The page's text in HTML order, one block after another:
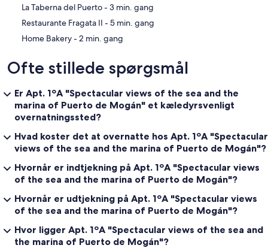
‪La Taberna del Puerto - ‬3 min. gang
‪Restaurante Fragata II - ‬5 min. gang
‪Home Bakery - ‬2 min. gang
Ofte stillede spørgsmål
Er Apt. 1ºA "Spectacular views of the sea and the
marina of Puerto de Mogán" et kæledyrsvenligt
overnatningssted?
Hvad koster det at overnatte hos Apt. 1ºA "Spectacular
views of the sea and the marina of Puerto de Mogán"?
Hvornår er indtjekning på Apt. 1ºA "Spectacular views
of the sea and the marina of Puerto de Mogán"?
Hvornår er udtjekning på Apt. 1ºA "Spectacular views
of the sea and the marina of Puerto de Mogán"?
Hvor ligger Apt. 1ºA "Spectacular views of the sea and
the marina of Puerto de Mogán"?